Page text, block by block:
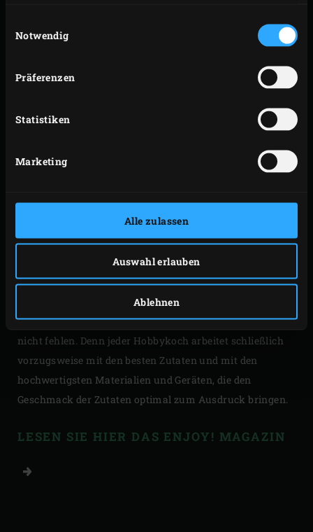
Notwendig
Präferenzen
Statistiken
Marketing
Alle zulassen
Auswahl erlauben
Ablehnen
Darüber hinaus stellen wir Ihnen die kulinarische Vielfalt
der Island vor. Lassen Sie sich von dieser Ausgabe von
Enjoy! (ver-)führen und Sie werden die leckersten
Gerichte mit den besten saisonalen Zutaten genießen
können. Selbstverständlich darf das Big Green Egg dabei
nicht fehlen. Denn jeder Hobbykoch arbeitet schließlich
vorzugsweise mit den besten Zutaten und mit den
hochwertigsten Materialien und Geräten, die den
Geschmack der Zutaten optimal zum Ausdruck bringen.
LESEN SIE HIER DAS ENJOY! MAGAZIN